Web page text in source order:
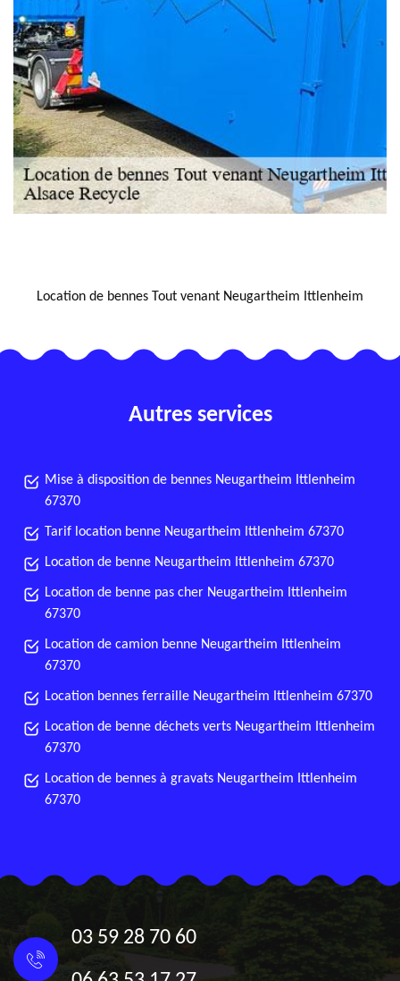
Location de bennes Tout venant Neugartheim Ittlenheim
Autres services
Mise à disposition de bennes Neugartheim Ittlenheim
67370
Tarif location benne Neugartheim Ittlenheim 67370
Location de benne Neugartheim Ittlenheim 67370
Location de benne pas cher Neugartheim Ittlenheim
67370
Location de camion benne Neugartheim Ittlenheim
67370
Location bennes ferraille Neugartheim Ittlenheim 67370
Location de benne déchets verts Neugartheim Ittlenheim
67370
Location de bennes à gravats Neugartheim Ittlenheim
67370
03 59 28 70 60